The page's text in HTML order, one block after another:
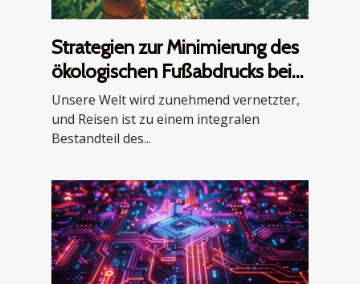
Strategien zur Minimierung des
ökologischen Fußabdrucks beim
Reisen
Unsere Welt wird zunehmend vernetzter,
und Reisen ist zu einem integralen
Bestandteil des...